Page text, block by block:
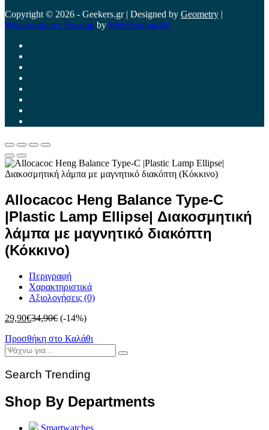
Copyright © 2026 - Geekers.gr | Designed by Geometry |
Woocommerce Hosting by WebHosting|4U
Allocacoc Heng Balance Type-C
|Plastic Lamp Ellipse| Διακοσμητική
λάμπα με μαγνητικό διακόπτη
(Κόκκινο)
Περιγραφή
Χαρακτηριστικά
Αξιολογήσεις (0)
29,90€34,90€ (-14%)
Προσθήκη στο Καλάθι
Search Trending
Shop By Departments